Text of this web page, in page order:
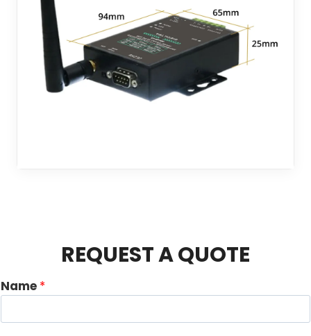
REQUEST A QUOTE
Name *